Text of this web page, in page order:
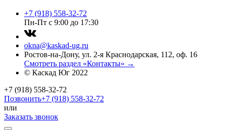
+7 (918) 558-32-72
Пн-Пт с 9:00 до 17:30
okna@kaskad-ug.ru
Ростов-на-Дону, ул. 2-я Краснодарская, 112, оф. 16
Смотреть раздел «Контакты» →
© Каскад Юг 2022
+7 (918) 558-32-72
Позвонить+7 (918) 558-32-72
или
Заказать звонок